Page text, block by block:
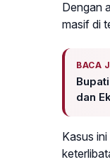
Dengan
masif di
BACA
dan
Kasus